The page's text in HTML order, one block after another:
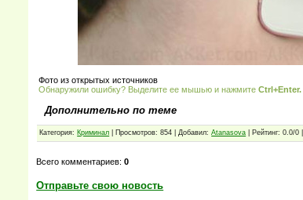
Фото из открытых источников
Обнаружили ошибку? Выделите ее мышью и нажмитеCtrl+Enter.
Дополнительно по теме
Категория: Криминал | Просмотров: 854 | Добавил:Atanasova | Рейтинг: 0.0/0 |
Всего комментариев:0
Отправьте свою новость